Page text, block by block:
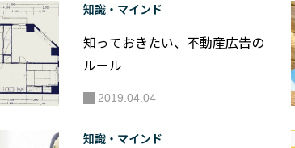
知識・マインド
知っておきたい、不動産広告の
ルール
2019.04.04
知識・マインド